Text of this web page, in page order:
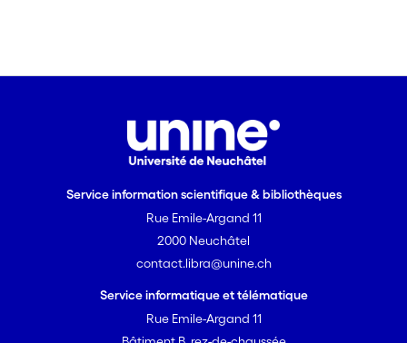
Service information scientifique & bibliothèques
Rue Emile-Argand 11
2000 Neuchâtel
contact.libra@unine.ch
Service informatique et télématique
Rue Emile-Argand 11